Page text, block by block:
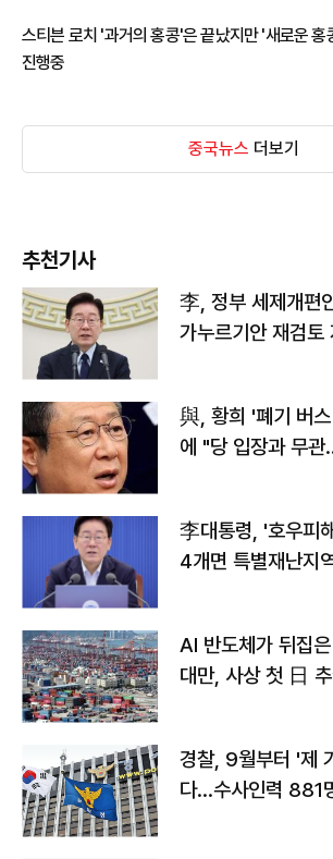
스티븐 로치 '과거의 홍콩'은 끝났지만 '새로운 홍
진행중
중국뉴스 더보기
추천기사
李, 정부 세제개편
가누르기안 재검토
與, 황희 '폐기 버
에 "당 입장과 무
李대통령, '호우피
4개면 특별재난지
AI 반도체가 뒤집
대만, 사상 첫 日
경찰, 9월부터 '제
다…수사인력 881